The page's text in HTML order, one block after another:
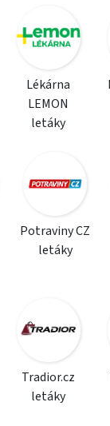
Lékárna
LEMON
letáky
Potraviny CZ
letáky
Tradior.cz
letáky